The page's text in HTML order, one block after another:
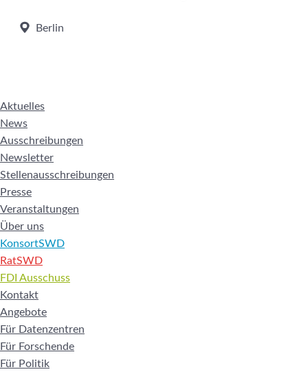
Berlin
Aktuelles
News
Ausschreibungen
Newsletter
Stellenausschreibungen
Presse
Veranstaltungen
Über uns
KonsortSWD
RatSWD
FDI Ausschuss
Kontakt
Angebote
Für Datenzentren
Für Forschende
Für Politik